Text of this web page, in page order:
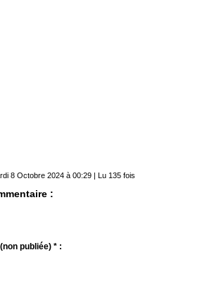
8 Octobre 2024 à 00:29 | Lu 135 fois
:
publiée) * :